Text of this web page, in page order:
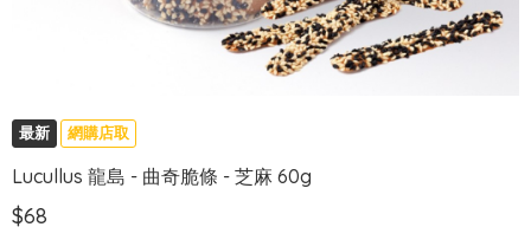
最新 網購店取
Lucullus 龍島 - 曲奇脆條 - 芝麻 60g
$68